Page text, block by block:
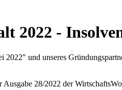
2022 -
und unseres
28/2022 der